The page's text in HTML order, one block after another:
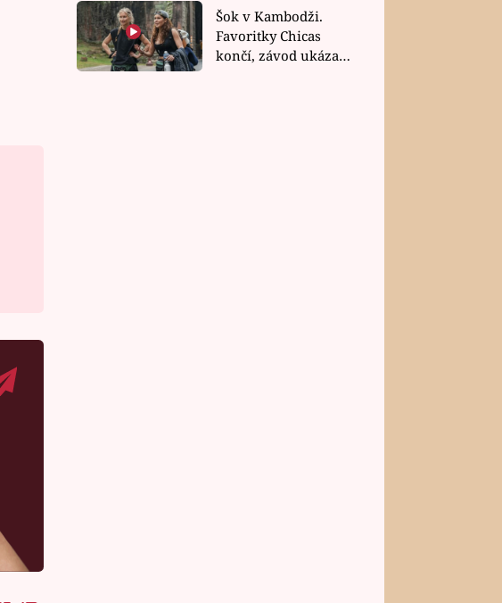
závodu nůž na krku
Šok v Kambodži.
Favoritky Chicas
končí, závod ukázal